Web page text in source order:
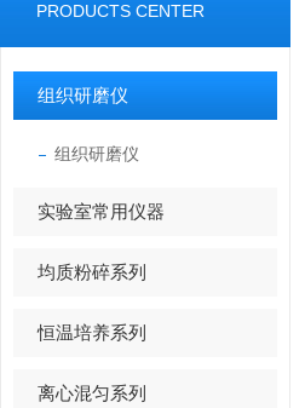
PRODUCTS CENTER
组织研磨仪
组织研磨仪
实验室常用仪器
均质粉碎系列
恒温培养系列
离心混匀系列